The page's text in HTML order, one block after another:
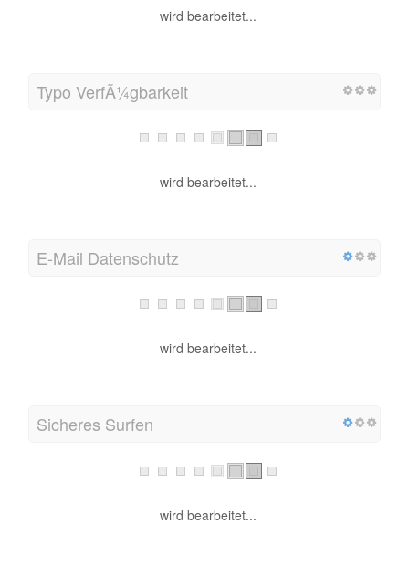
wird bearbeitet...
Typo VerfÃ¼gbarkeit
wird bearbeitet...
E-Mail Datenschutz
wird bearbeitet...
Sicheres Surfen
wird bearbeitet...